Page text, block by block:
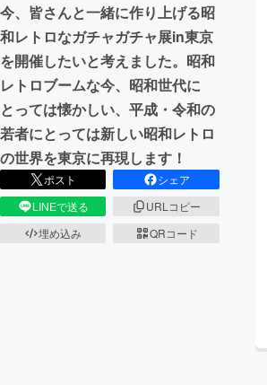
CAMPFIREふるさと納税machi-ya
今、皆さんと一緒に作り上げる昭
和レトロなガチャガチャ展in東京
を開催したいと考えました。昭和
レトロブームな今、昭和世代に
とっては懐かしい、平成・令和の
若者にとっては新しい昭和レトロ
の世界を東京に再現します！
ポスト
シェア
LINEで送る
URLコピー
埋め込み
QRコード